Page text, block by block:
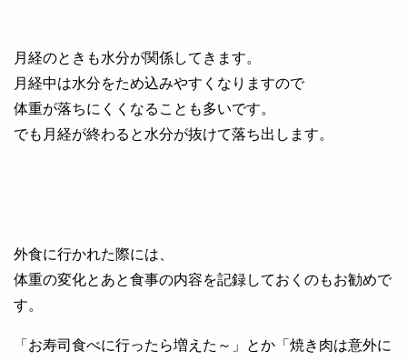
月経のときも水分が関係してきます。
月経中は水分をため込みやすくなりますので
体重が落ちにくくなることも多いです。
でも月経が終わると水分が抜けて落ち出します。
外食に行かれた際には、
体重の変化とあと食事の内容を記録しておくのもお勧めで
す。
「お寿司食べに行ったら増えた～」とか「焼き肉は意外に